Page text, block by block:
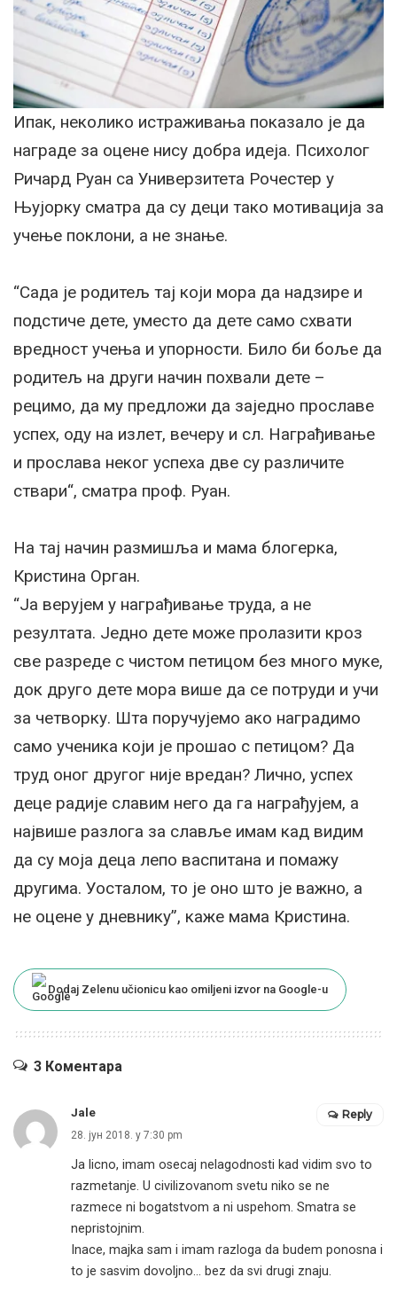
Ипак, неколико истраживања показало је да
награде за оцене нису добра идеја. Психолог
Ричард Рyан са Универзитета Рочестер у
Њујорку сматра да су деци тако мотивација за
учење поклони, а не знање.
“Сада је родитељ тај који мора да надзире и
подстиче дете, уместо да дете само схвати
вредност учења и упорности. Било би боље да
родитељ на други начин похвали дете –
рецимо, да му предложи да заједно прославе
успех, оду на излет, вечеру и сл. Награђивање
и прослава неког успеха две су различите
ствари“, сматра проф. Рyан.
На тај начин размишља и мама блогерка,
Кристина Орган.
“Ја верујем у награђивање труда, а не
резултата. Једно дете може пролазити кроз
све разреде с чистом петицом без много муке,
док друго дете мора више да се потруди и учи
за четворку. Шта поручујемо ако наградимо
само ученика који је прошао с петицом? Да
труд оног другог није вредан? Лично, успех
деце радије славим него да га награђујем, а
највише разлога за славље имам кад видим
да су моја деца лепо васпитана и помажу
другима. Уосталом, то је оно што је важно, а
не оцене у дневнику”, каже мама Кристина.
Dodaj Zelenu učionicu kao omiljeni izvor na Google-u
3 Коментара
Jale
28. јун 2018. у 7:30 pm
Ja licno, imam osecaj nelagodnosti kad vidim svo to
razmetanje. U civilizovanom svetu niko se ne
razmece ni bogatstvom a ni uspehom. Smatra se
nepristojnim.
Inace, majka sam i imam razloga da budem ponosna i
to je sasvim dovoljno… bez da svi drugi znaju.
Reply